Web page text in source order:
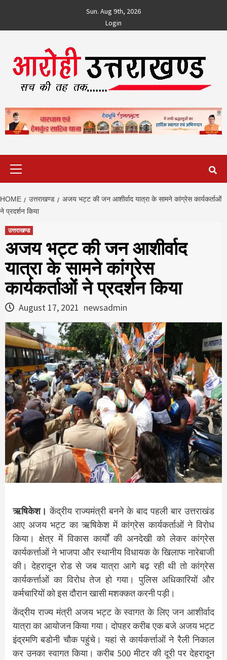
content
Sun. Aug 9th, 2026
Login
HOME उत्तराखण्ड
अजय भट्ट की जन आशीर्वाद यात्रा के सामने कांग्रेस कार्यकर्ताओं
ने प्रदर्शन किया
उत्तराखण्ड
अजय भट्ट की जन आशीर्वाद
यात्रा के सामने कांग्रेस
कार्यकर्ताओं ने प्रदर्शन किया
August 17, 2021 newsadmin
ऋषिकेश।केंद्रीय राज्यमंत्री बनने के बाद पहली बार उत्तराखंड
आए अजय भट्ट का ऋषिकेश में कांग्रेस कार्यकर्ताओं ने विरोध
किया। क्षेत्र में विकास कार्यों की अनदेखी को लेकर कांग्रेस
कार्यकर्त्ताओं ने भाजपा और स्थानीय विधायक के खिलाफ नारेबाजी
की। देहरादून रोड से जब यात्रा आगे बढ़ रही थी तो कांग्रेस
कार्यकर्त्ताओं का विरोध तेज हो गया। पुलिस अधिकारियों और
कर्मचारियों को इस दौरान खासी मशक्कत करनी पड़ी।
केंद्रीय राज्य मंत्री अजय भट्ट के स्वागत के लिए जन आशीर्वाद
यात्रा का आयोजन किया गया। दोपहर करीब एक बजे अजय भट्ट
इंद्रमणि बडोनी चौक पहुंचे। यहां से कार्यकर्त्ताओं ने रैली निकाल
कर उनका स्वागत किया। करीब 500 मीटर की दूरी पर देहरादून